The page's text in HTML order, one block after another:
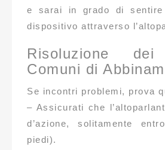
e sarai in grado di sentire
dispositivo attraverso
Risoluzione dei
Comuni di
Se incontri problemi, prova
– Assicurati che
d’azione, solitamente
piedi).